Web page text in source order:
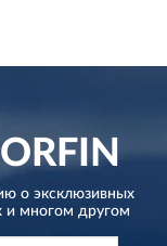
о эксклюзивных
и многом другом